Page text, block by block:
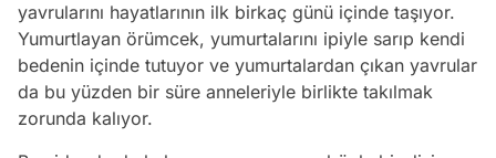
yavrularını hayatlarının ilk birkaç günü içinde taşıyor.
Yumurtlayan örümcek, yumurtalarını ipiyle sarıp kendi
bedenin içinde tutuyor ve yumurtalardan çıkan yavrular
da bu yüzden bir süre anneleriyle birlikte takılmak
zorunda kalıyor.